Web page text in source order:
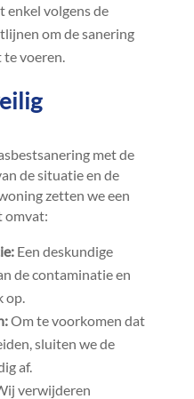
enkel volgens de
om de sanering
voeren.​
met de
de situatie en de
zetten we een
omvat:
Een deskundige
de contaminatie en
op.​
Om te voorkomen dat
sluiten we de
af.​
verwijderen